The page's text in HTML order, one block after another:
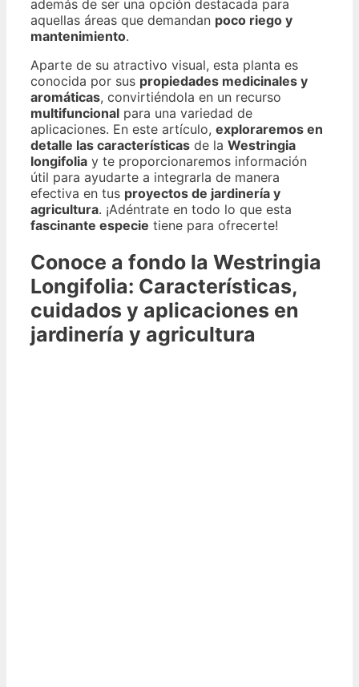
además de ser una opción destacada para
aquellas áreas que demandan poco riego y
mantenimiento.
Aparte de su atractivo visual, esta planta es
conocida por sus propiedades medicinales y
aromáticas, convirtiéndola en un recurso
multifuncional para una variedad de
aplicaciones. En este artículo, exploraremos en
detalle las características de la Westringia
longifolia y te proporcionaremos información
útil para ayudarte a integrarla de manera
efectiva en tus proyectos de jardinería y
agricultura. ¡Adéntrate en todo lo que esta
fascinante especie tiene para ofrecerte!
Conoce a fondo la Westringia
Longifolia: Características,
cuidados y aplicaciones en
jardinería y agricultura